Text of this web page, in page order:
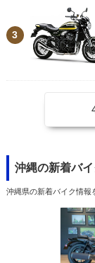
3
沖縄の新着バ
沖縄県の新着バイク情報